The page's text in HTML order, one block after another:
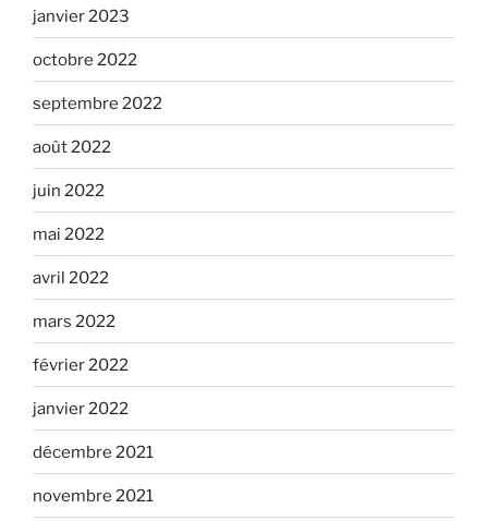
janvier 2023
octobre 2022
septembre 2022
août 2022
juin 2022
mai 2022
avril 2022
mars 2022
février 2022
janvier 2022
décembre 2021
novembre 2021